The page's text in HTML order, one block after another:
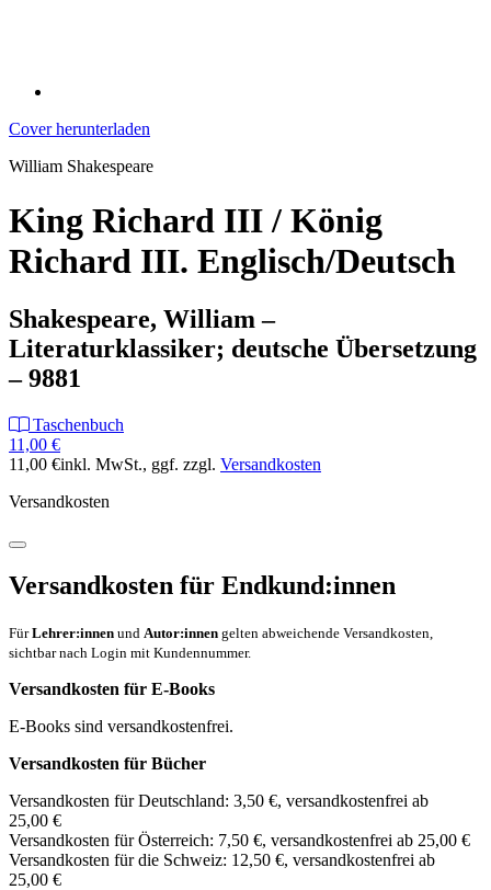
Cover herunterladen
William Shakespeare
King Richard III / König
Richard III. Englisch/Deutsch
Shakespeare, William –
Literaturklassiker; deutsche Übersetzung
– 9881
Taschenbuch
11,00 €
11,00 €inkl. MwSt., ggf. zzgl. Versandkosten
Versandkosten
Versandkosten für Endkund:innen
FürLehrer:innen und Autor:innen gelten abweichende Versandkosten,
sichtbar nach Login mit Kundennummer.
Versandkosten für E-Books
E-Books sind versandkostenfrei.
Versandkosten für Bücher
Versandkosten für Deutschland: 3,50 €, versandkostenfrei ab
25,00 €
Versandkosten für Österreich: 7,50 €, versandkostenfrei ab 25,00 €
Versandkosten für die Schweiz: 12,50 €, versandkostenfrei ab
25,00 €